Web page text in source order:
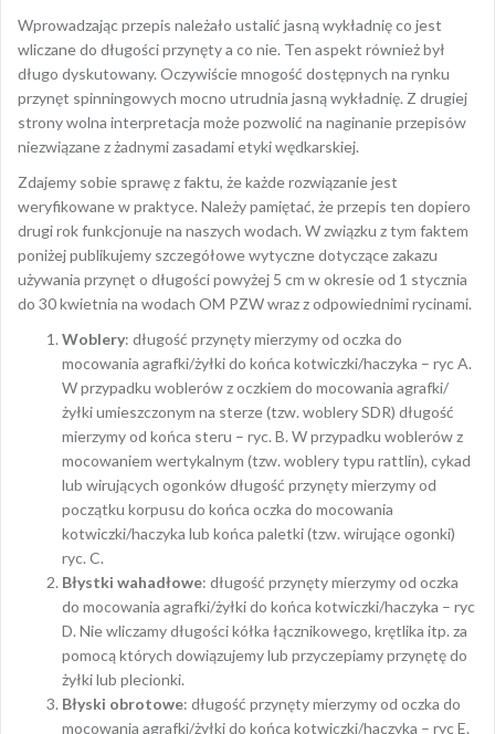
Wprowadzając przepis należało ustalić jasną wykładnię co jest
wliczane do długości przynęty a co nie. Ten aspekt również był
długo dyskutowany. Oczywiście mnogość dostępnych na rynku
przynęt spinningowych mocno utrudnia jasną wykładnię. Z drugiej
strony wolna interpretacja może pozwolić na naginanie przepisów
niezwiązane z żadnymi zasadami etyki wędkarskiej.
Zdajemy sobie sprawę z faktu, że każde rozwiązanie jest
weryfikowane w praktyce. Należy pamiętać, że przepis ten dopiero
drugi rok funkcjonuje na naszych wodach. W związku z tym faktem
poniżej publikujemy szczegółowe wytyczne dotyczące zakazu
używania przynęt o długości powyżej 5 cm w okresie od 1 stycznia
do 30 kwietnia na wodach OM PZW wraz z odpowiednimi rycinami.
Woblery: długość przynęty mierzymy od oczka do
mocowania agrafki/żyłki do końca kotwiczki/haczyka – ryc A.
W przypadku woblerów z oczkiem do mocowania agrafki/
żyłki umieszczonym na sterze (tzw. woblery SDR) długość
mierzymy od końca steru – ryc. B. W przypadku woblerów z
mocowaniem wertykalnym (tzw. woblery typu rattlin), cykad
lub wirujących ogonków długość przynęty mierzymy od
początku korpusu do końca oczka do mocowania
kotwiczki/haczyka lub końca paletki (tzw. wirujące ogonki)
ryc. C.
Błystki wahadłowe: długość przynęty mierzymy od oczka
do mocowania agrafki/żyłki do końca kotwiczki/haczyka – ryc
D. Nie wliczamy długości kółka łącznikowego, krętlika itp. za
pomocą których dowiązujemy lub przyczepiamy przynętę do
żyłki lub plecionki.
Błyski obrotowe: długość przynęty mierzymy od oczka do
mocowania agrafki/żyłki do końca kotwiczki/haczyka – ryc E.